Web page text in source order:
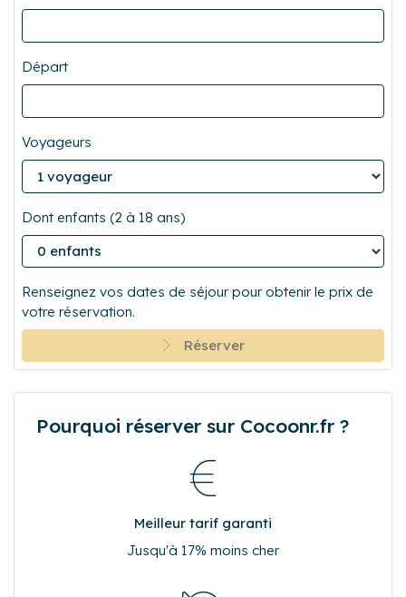
Départ
Voyageurs
Dont enfants (2 à 18 ans)
Renseignez vos dates de séjour pour obtenir le prix de
votre réservation.
Réserver
Pourquoi réserver sur Cocoonr.fr ?
Meilleur tarif garanti
Jusqu'à 17% moins cher